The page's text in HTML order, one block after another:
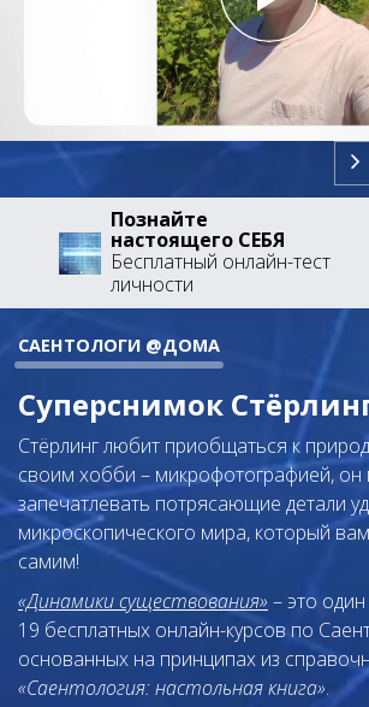
Play
Познайте
настоящего СЕБЯ
Бесплатный онлайн-тест
личности
САЕНТОЛОГИ @ДОМА
Суперснимок
Стёрлинг любит приобщаться к
своим хобби – микрофотографией,
запечатлевать потрясающие детали
микроскопического мира, который
самим!
«Динамики существования» – это один
19 бесплатных онлайн-курсов по
основанных на принципах из
«Саентология: настольная книга».